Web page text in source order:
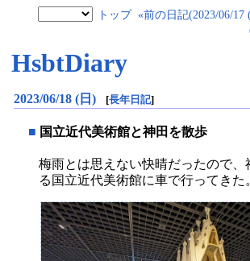
トップ «前の日記(2023/06/17
HsbtDiary
2023/06/18 (日) [長年日記]
■ 国立近代美術館と神田を散歩
梅雨とは思えない快晴だったので、
る国立近代美術館に車で行ってきた